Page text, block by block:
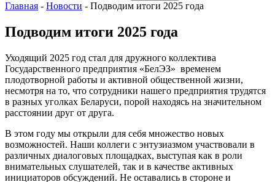
Главная - Новости - Подводим итоги 2025 года
Подводим итоги 2025 года
Уходящий 2025 год стал для дружного коллектива
Государственного предприятия «БелЭЗ» временем
плодотворной работы и активной общественной жизни,
несмотря на то, что сотрудники нашего предприятия трудятся
в разных уголках Беларуси, порой находясь на значительном
расстоянии друг от друга.
В этом году мы открыли для себя множество новых
возможностей. Наши коллеги с энтузиазмом участвовали в
различных диалоговых площадках, выступая как в роли
внимательных слушателей, так и в качестве активных
инициаторов обсуждений. Не оставались в стороне и